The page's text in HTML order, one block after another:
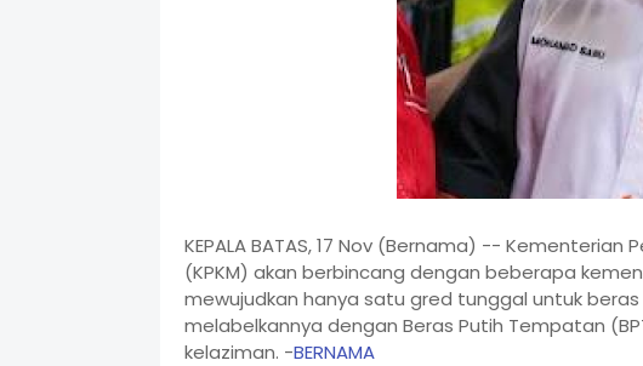
KEPALA BATAS, 17 Nov (Bernama) --
(KPKM) akan berbincang dengan beberapa
mewujudkan hanya satu gred tunggal untuk
melabelkannya dengan Beras Putih Tempatan
kelaziman. -BERNAMA